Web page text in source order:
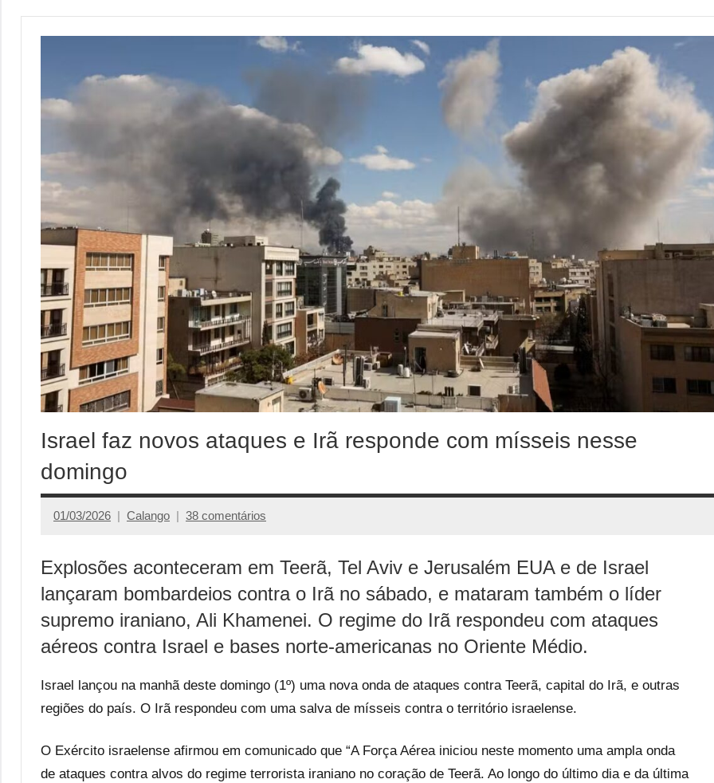
Israel faz novos ataques e Irã responde com mísseis nesse
domingo
01/03/2026 Calango 38 comentários
Explosões aconteceram em Teerã, Tel Aviv e Jerusalém EUA e de Israel
lançaram bombardeios contra o Irã no sábado, e mataram também o líder
supremo iraniano, Ali Khamenei. O regime do Irã respondeu com ataques
aéreos contra Israel e bases norte-americanas no Oriente Médio.
Israel lançou na manhã deste domingo (1º) uma nova onda de ataques contra Teerã, capital do Irã, e outras
regiões do país. O Irã respondeu com uma salva de mísseis contra o território israelense.
O Exército israelense afirmou em comunicado que “A Força Aérea iniciou neste momento uma ampla onda
de ataques contra alvos do regime terrorista iraniano no coração de Teerã. Ao longo do último dia e da última